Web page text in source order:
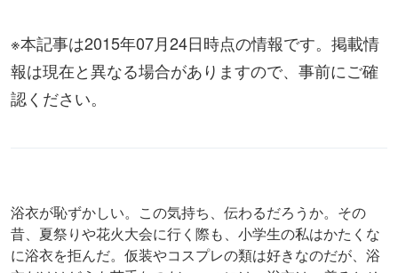
※本記事は2015年07月24日時点の情報です。掲載情
報は現在と異なる場合がありますので、事前にご確
認ください。
浴衣が恥ずかしい。この気持ち、伝わるだろうか。その
昔、夏祭りや花火大会に行く際も、小学生の私はかたくな
に浴衣を拒んだ。仮装やコスプレの類は好きなのだが、浴